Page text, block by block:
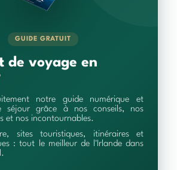
GUIDE GRATUIT
de voyage en
notre guide numérique et
séjour grâce à nos conseils, nos
et nos incontournables.
sites touristiques, itinéraires et
: tout le meilleur de l'Irlande dans